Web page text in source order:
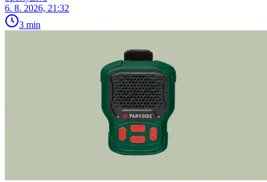
6. 8. 2026, 21:32
3 min